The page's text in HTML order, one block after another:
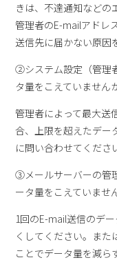
きは、不達通知などの
管理者のE-mailアドレ
送信先に届かない原因
②システム設定（管理
タ量をこえていません
管理者によって最大送
合、上限を超えたデー
に問い合わせてくださ
③メールサーバーの管
ータ量をこえていませ
1回のE-mail送信のデ
くしてください。また
ことでデータ量を減ら